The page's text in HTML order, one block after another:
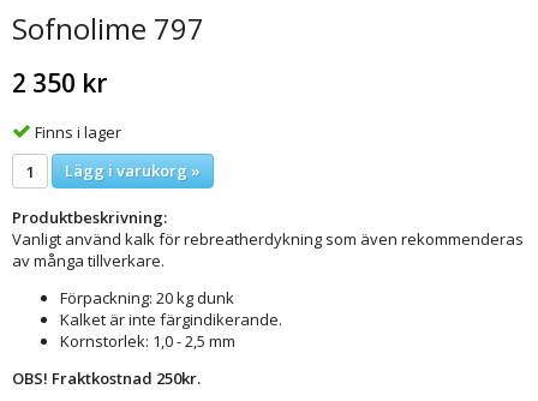
Sofnolime 797
2 350 kr
Finns i lager
Lägg i varukorg »
Produktbeskrivning:
Vanligt använd kalk för rebreatherdykning som även rekommenderas
av många tillverkare.
Förpackning: 20 kg dunk
Kalket är inte färgindikerande.
Kornstorlek: 1,0 - 2,5 mm
OBS! Fraktkostnad 250kr.